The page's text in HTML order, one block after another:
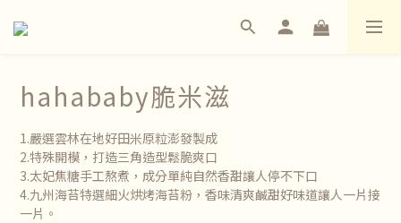
hahababy脆米滋
1.嚴選雲林在地好田米原粒澎發製成
2.特殊開模，打造三角造型鬆脆爽口
3.太妃焦糖手工熬煮，成分單純自然香甜讓人停不下口
4.九州海苔特選細火烘烤海苔粉，香味清爽鹹甜好味道讓人一片接
一片。